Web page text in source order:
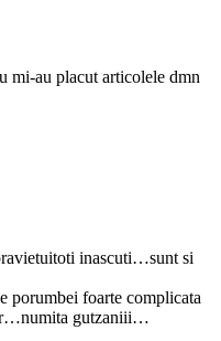
mi-au placut articolele dmn
inascuti…sunt si
porumbei foarte complicata
gutzaniii…